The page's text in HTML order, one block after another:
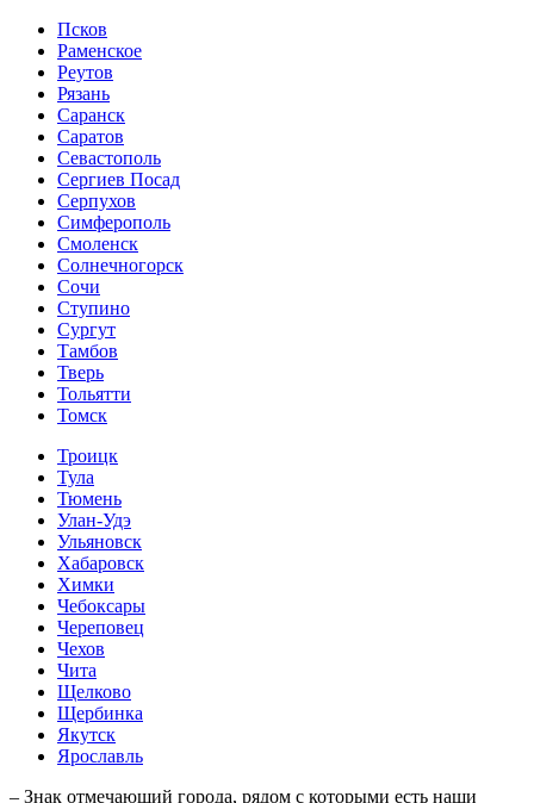
Псков
Раменское
Реутов
Рязань
Саранск
Саратов
Севастополь
Сергиев Посад
Серпухов
Симферополь
Смоленск
Солнечногорск
Сочи
Ступино
Сургут
Тамбов
Тверь
Тольятти
Томск
Троицк
Тула
Тюмень
Улан-Удэ
Ульяновск
Хабаровск
Химки
Чебоксары
Череповец
Чехов
Чита
Щелково
Щербинка
Якутск
Ярославль
– Знак отмечающий города, рядом с которыми есть наши